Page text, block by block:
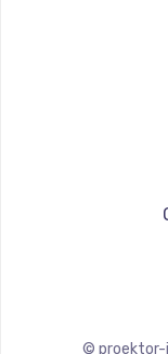
© proektor-